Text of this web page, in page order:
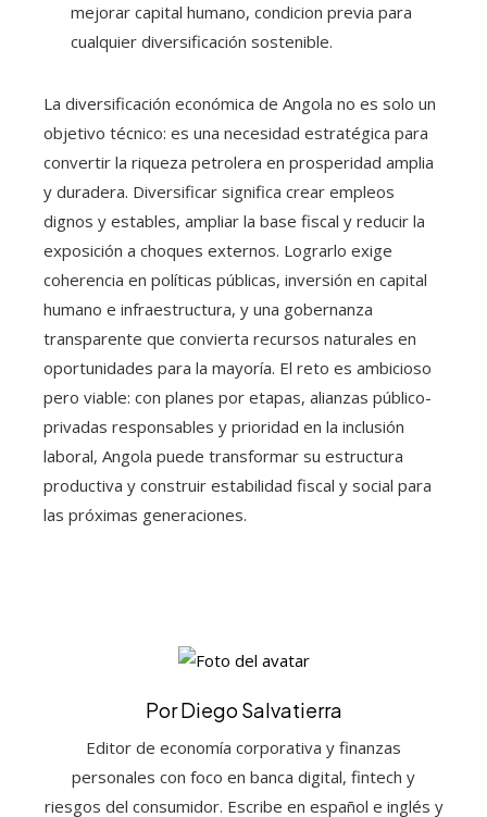
mejorar capital humano, condicion previa para
cualquier diversificación sostenible.
La diversificación económica de Angola no es solo un
objetivo técnico: es una necesidad estratégica para
convertir la riqueza petrolera en prosperidad amplia
y duradera. Diversificar significa crear empleos
dignos y estables, ampliar la base fiscal y reducir la
exposición a choques externos. Lograrlo exige
coherencia en políticas públicas, inversión en capital
humano e infraestructura, y una gobernanza
transparente que convierta recursos naturales en
oportunidades para la mayoría. El reto es ambicioso
pero viable: con planes por etapas, alianzas público-
privadas responsables y prioridad en la inclusión
laboral, Angola puede transformar su estructura
productiva y construir estabilidad fiscal y social para
las próximas generaciones.
Por Diego Salvatierra
Editor de economía corporativa y finanzas
personales con foco en banca digital, fintech y
riesgos del consumidor. Escribe en español e inglés y